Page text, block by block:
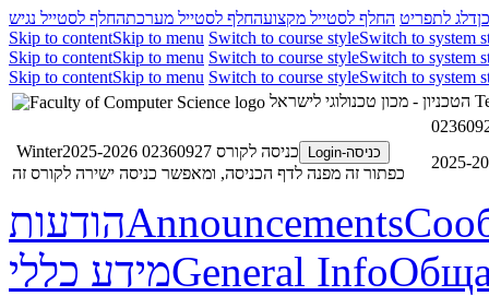
דלג לתפריט החלף לסטייל מקצועהחלף לסטייל מערכתהחלף לסטייל נגיש
Skip to contentSkip to menu Switch to course styleSwitch to system
Skip to contentSkip to menu Switch to course styleSwitch to system
Skip to contentSkip to menu Switch to course styleSwitch to system
כניסה-Login
כניסה לקורס 02360927 Winter2025-2026
כפתור זה מפנה לדף הכניסה, ומאפשר כניסה ישירה לקורס זה
הודעותAnnouncements
מידע כלליGeneral Info